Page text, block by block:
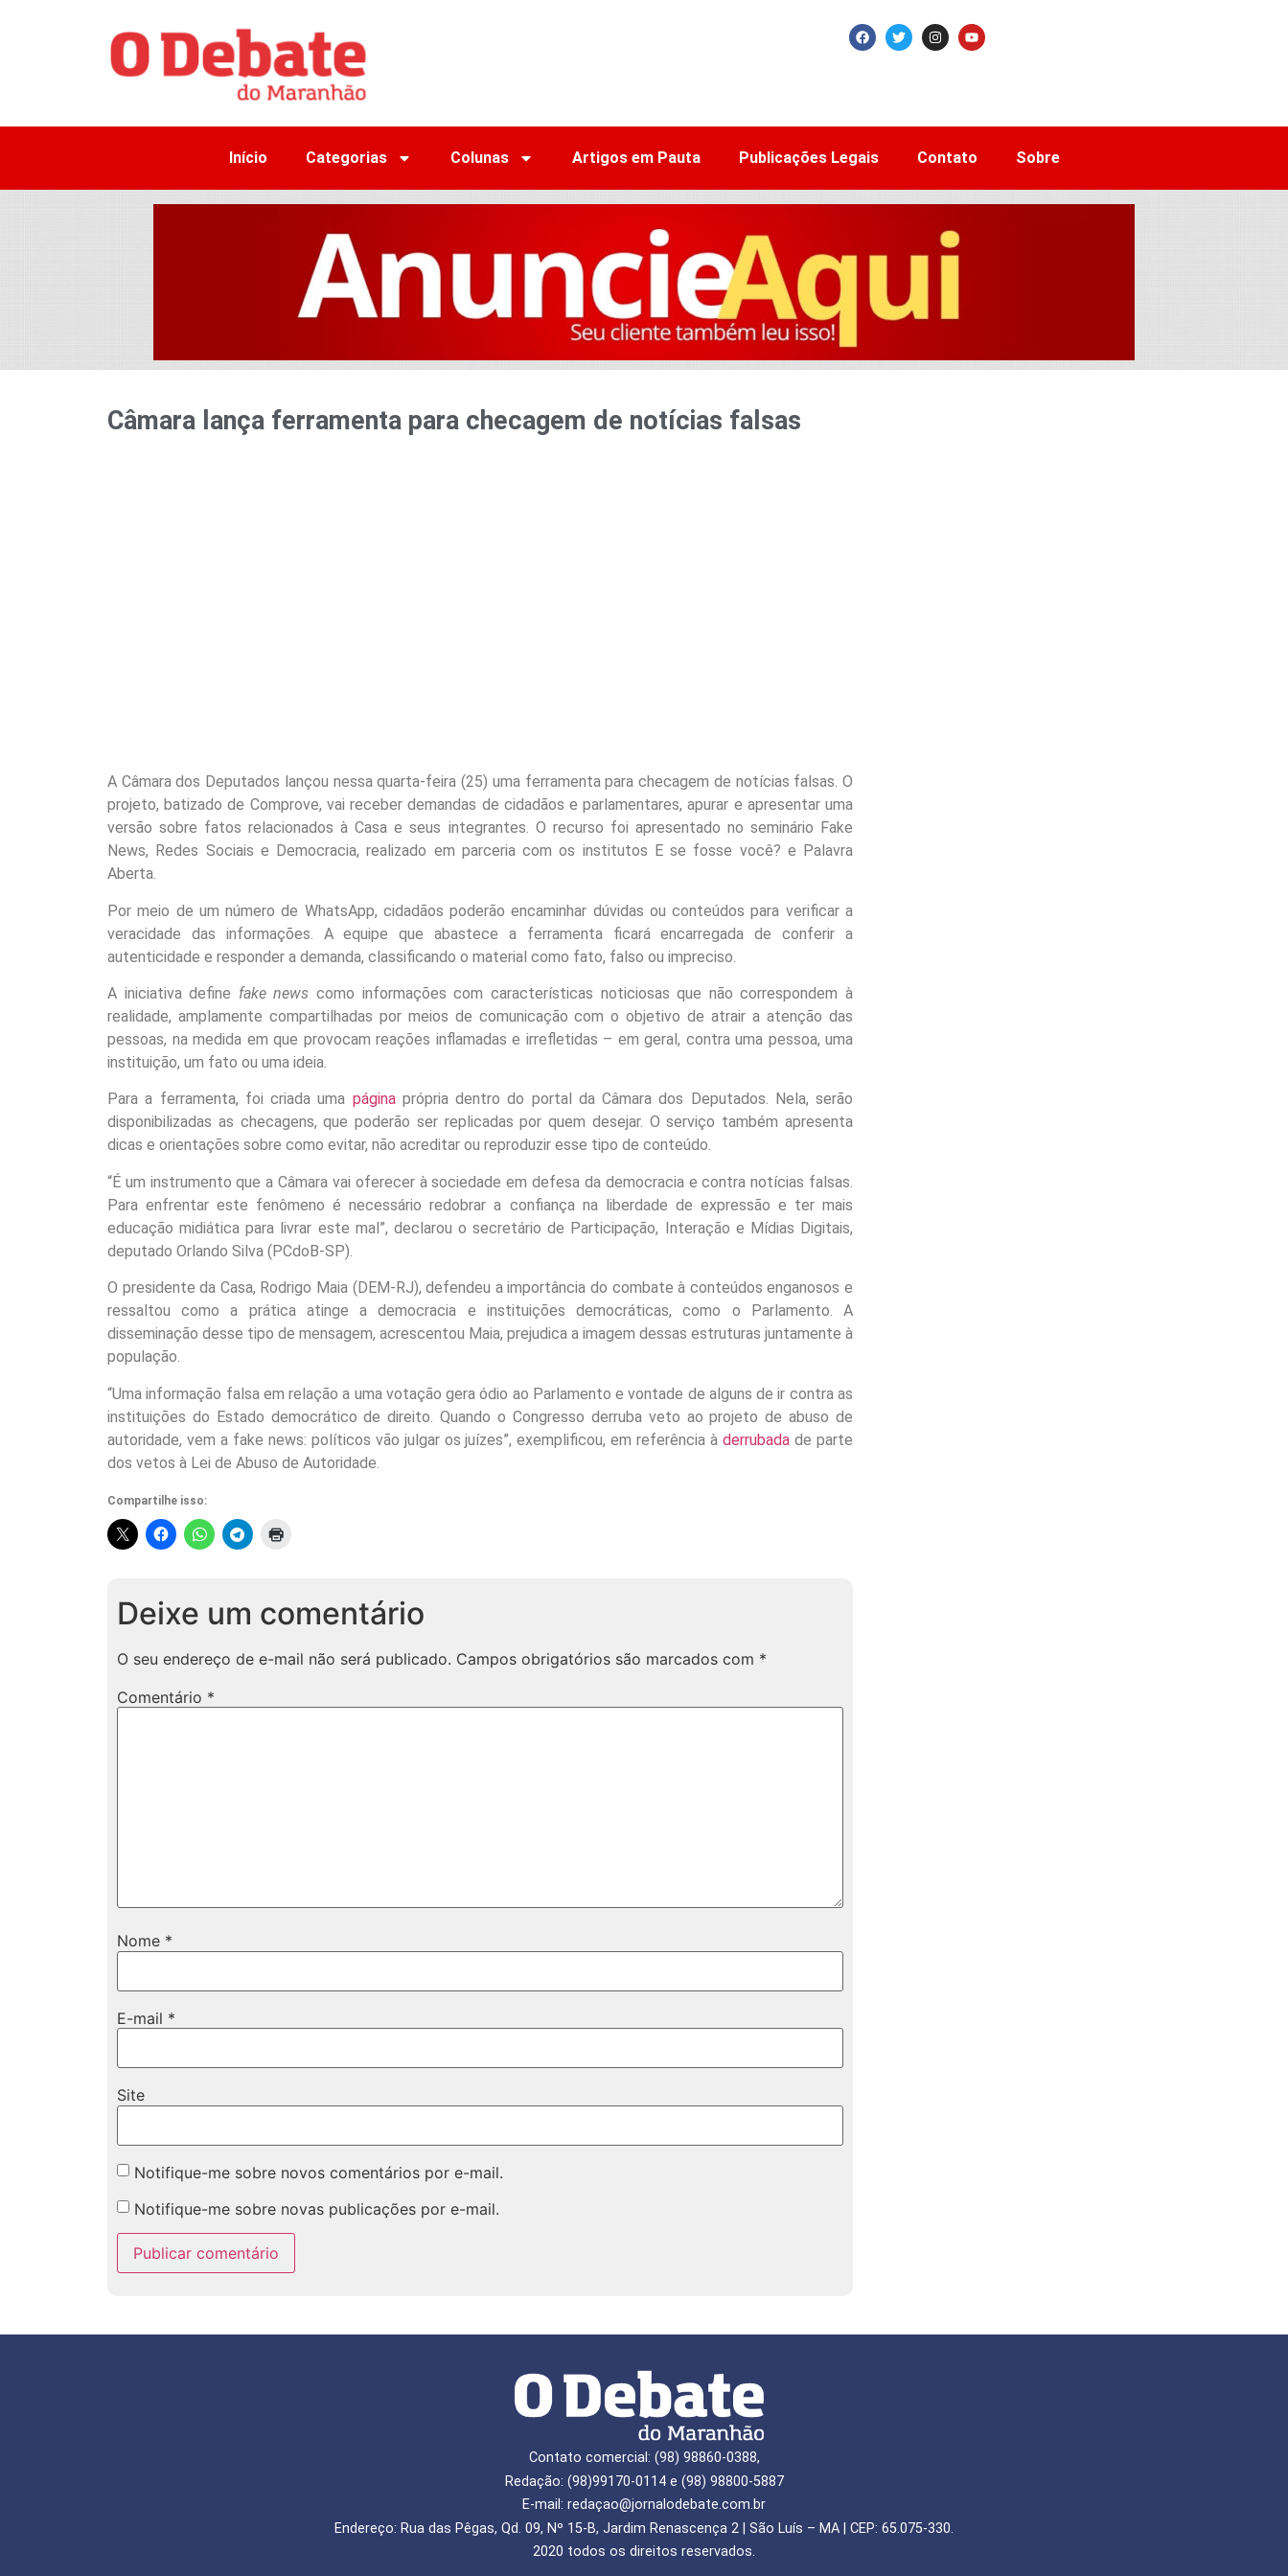
Início Categorias Colunas Artigos em Pauta Publicações Legais Contato Sobre
Câmara lança ferramenta para checagem de notícias falsas
A Câmara dos Deputados lançou nessa quarta-feira (25) uma ferramenta para checagem de notícias falsas. O
projeto, batizado de Comprove, vai receber demandas de cidadãos e parlamentares, apurar e apresentar uma
versão sobre fatos relacionados à Casa e seus integrantes. O recurso foi apresentado no seminário Fake
News, Redes Sociais e Democracia, realizado em parceria com os institutos E se fosse você? e Palavra
Aberta.
Por meio de um número de WhatsApp, cidadãos poderão encaminhar dúvidas ou conteúdos para verificar a
veracidade das informações. A equipe que abastece a ferramenta ficará encarregada de conferir a
autenticidade e responder a demanda, classificando o material como fato, falso ou impreciso.
A iniciativa define fake news como informações com características noticiosas que não correspondem à
realidade, amplamente compartilhadas por meios de comunicação com o objetivo de atrair a atenção das
pessoas, na medida em que provocam reações inflamadas e irrefletidas – em geral, contra uma pessoa, uma
instituição, um fato ou uma ideia.
Para a ferramenta, foi criada uma páginaprópria dentro do portal da Câmara dos Deputados. Nela, serão
disponibilizadas as checagens, que poderão ser replicadas por quem desejar. O serviço também apresenta
dicas e orientações sobre como evitar, não acreditar ou reproduzir esse tipo de conteúdo.
“É um instrumento que a Câmara vai oferecer à sociedade em defesa da democracia e contra notícias falsas.
Para enfrentar este fenômeno é necessário redobrar a confiança na liberdade de expressão e ter mais
educação midiática para livrar este mal”, declarou o secretário de Participação, Interação e Mídias Digitais,
deputado Orlando Silva (PCdoB-SP).
O presidente da Casa, Rodrigo Maia (DEM-RJ), defendeu a importância do combate à conteúdos enganosos e
ressaltou como a prática atinge a democracia e instituições democráticas, como o Parlamento. A
disseminação desse tipo de mensagem, acrescentou Maia, prejudica a imagem dessas estruturas juntamente à
população.
“Uma informação falsa em relação a uma votação gera ódio ao Parlamento e vontade de alguns de ir contra as
instituições do Estado democrático de direito. Quando o Congresso derruba veto ao projeto de abuso de
autoridade, vem a fake news: políticos vão julgar os juízes”, exemplificou, em referência àderrubada de parte
dos vetos à Lei de Abuso de Autoridade.
Compartilhe isso:
Deixe um comentário
O seu endereço de e-mail não será publicado. Campos obrigatórios são marcados com *
Comentário *
Nome *
E-mail *
Site
Notifique-me sobre novos comentários por e-mail.
Notifique-me sobre novas publicações por e-mail.
Contato comercial: (98) 98860-0388,
Redação: (98)99170-0114 e (98) 98800-5887
E-mail: redaçao@jornalodebate.com.br
Endereço: Rua das Pêgas, Qd. 09, Nº 15-B, Jardim Renascença 2 | São Luís – MA | CEP: 65.075-330.
2020 todos os direitos reservados.